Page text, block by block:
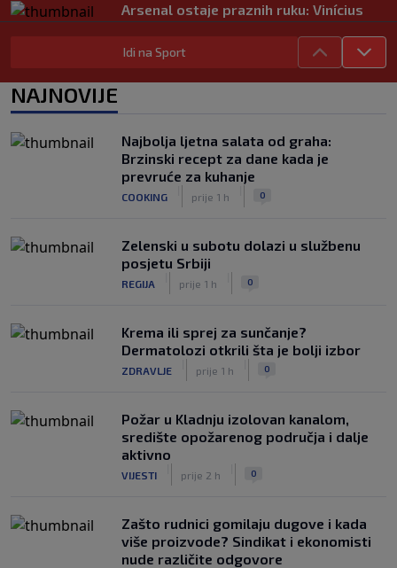
Arsenal ostaje praznih ruku: Vinícius
Júnior i Real Madrid postigli dogovor
NOGOMET
NOGOMET
| | 0
Izvinjenje s elementima prijetnje i
„gomila slabića“ u UEFA-i
Idi na Sport
NAJNOVIJE
Najbolja ljetna salata od graha:
Brzinski recept za dane kada je
prevruće za kuhanje
COOKING prije 1 h 0
Zelenski u subotu dolazi u službenu
posjetu Srbiji
REGIJA prije 1 h 0
Krema ili sprej za sunčanje?
Dermatolozi otkrili šta je bolji izbor
ZDRAVLJE prije 1 h 0
Požar u Kladnju izolovan kanalom,
središte opožarenog područja i dalje
aktivno
VIJESTI prije 2 h 0
Zašto rudnici gomilaju dugove i kada
više proizvode? Sindikat i ekonomisti
nude različite odgovore